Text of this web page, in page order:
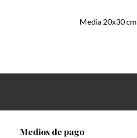
Media 20x30 cm
Medios de pago